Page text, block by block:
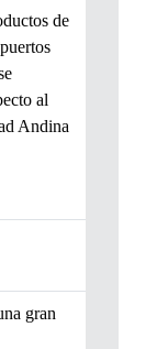
de
al
Andina